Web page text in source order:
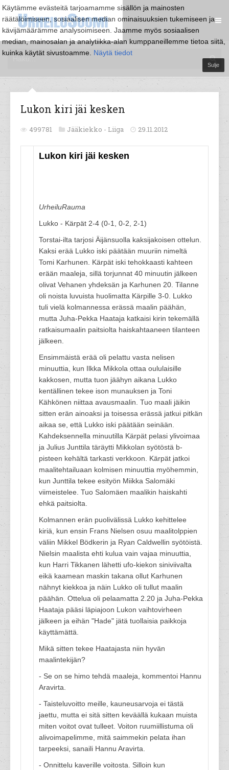
Käytämme evästeitä tarjoamamme sisällön ja mainosten
räätälöimiseen, sosiaalisen median ominaisuuksien tukemiseen ja
kävijämäärämme analysoimiseen. Jaamme myös sosiaalisen
median, mainosalan ja analytiikka-alan kumppaneillemme tietoa siitä,
kuinka käytät sivustoamme. Näytä tiedot
Sulje
Lukon kiri jäi kesken
499781 Jääkiekko - Liiga 29.11.2012
Lukon kiri jäi kesken
UrheiluRauma
Lukko - Kärpät 2-4 (0-1, 0-2, 2-1)
Torstai-ilta tarjosi Äijänsuolla kaksijakoisen ottelun.
Kaksi erää Lukko iski päätään muuriin nimeltä
Tomi Karhunen. Kärpät iski tehokkaasti kahteen
erään maaleja, sillä torjunnat 40 minuutin jälkeen
olivat Vehanen yhdeksän ja Karhunen 20. Tilanne
oli noista luvuista huolimatta Kärpille 3-0. Lukko
tuli vielä kolmannessa erässä maalin päähän,
mutta Juha-Pekka Haataja katkaisi kirin tekemällä
ratkaisumaalin paitsiolta haiskahtaaneen tilanteen
jälkeen.
Ensimmäistä erää oli pelattu vasta nelisen
minuuttia, kun Ilkka Mikkola ottaa oululaisille
kakkosen, mutta tuon jäähyn aikana Lukko
kentällinen tekee ison munauksen ja Toni
Kähkönen niittaa avausmaalin. Tuo maali jäikin
sitten erän ainoaksi ja toisessa erässä jatkui pitkän
aikaa se, että Lukko iski päätään seinään.
Kahdeksennella minuutilla Kärpät pelasi ylivoimaa
ja Julius Junttila täräytti Mikkolan syötöstä b-
pisteen kehältä tarkasti verkkoon. Kärpät jatkoi
maalitehtailuaan kolmisen minuuttia myöhemmin,
kun Junttila tekee esityön Miikka Salomäki
viimeistelee. Tuo Salomäen maalikin haiskahti
ehkä paitsiolta.
Kolmannen erän puolivälissä Lukko kehittelee
kiriä, kun ensin Frans Nielsen osuu maalitolppien
väliin Mikkel Bödkerin ja Ryan Caldwellin syötöistä.
Nielsin maalista ehti kulua vain vajaa minuuttia,
kun Harri Tikkanen lähetti ufo-kiekon siniviivalta
eikä kaamean maskin takana ollut Karhunen
nähnyt kiekkoa ja näin Lukko oli tullut maalin
päähän. Ottelua oli pelaamatta 2.20 ja Juha-Pekka
Haataja pääsi läpiajoon Lukon vaihtovirheen
jälkeen ja eihän "Hade" jätä tuollaisia paikkoja
käyttämättä.
Mikä sitten tekee Haatajasta niin hyvän
maalintekijän?
- Se on se himo tehdä maaleja, kommentoi Hannu
Aravirta.
- Taisteluvoitto meille, kauneusarvoja ei tästä
jaettu, mutta ei sitä sitten keväällä kukaan muista
miten voitot ovat tulleet. Voiton ruumiillistuma oli
alivoimapelimme, mitä saimmekin pelata ihan
tarpeeksi, sanaili Hannu Aravirta.
- Onnittelu kaverille voitosta. Silloin kun